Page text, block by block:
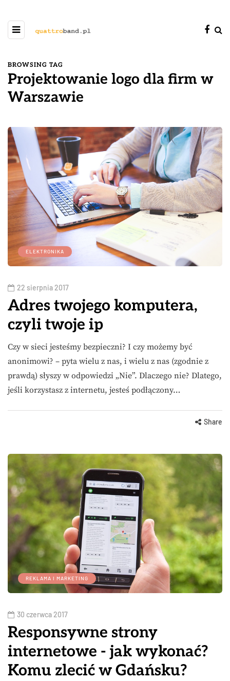
BROWSING TAG
Projektowanie logo dla firm w
Warszawie
ELEKTRONIKA
22 sierpnia 2017
Adres twojego komputera,
czyli twoje ip
Czy w sieci jesteśmy bezpieczni? I czy możemy być
anonimowi? – pyta wielu z nas, i wielu z nas (zgodnie z
prawdą) słyszy w odpowiedzi „Nie”. Dlaczego nie? Dlatego,
jeśli korzystasz z internetu, jesteś podłączony…
Share
REKLAMA I MARKETING
30 czerwca 2017
Responsywne strony
internetowe - jak wykonać?
Komu zlecić w Gdańsku?